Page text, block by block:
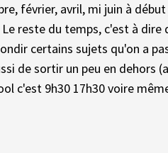
février, avril, mi juin à
reste du temps, c'est à dire
certains sujets qu'on a
de sortir un peu en dehors
c'est 9h30 17h30 voire